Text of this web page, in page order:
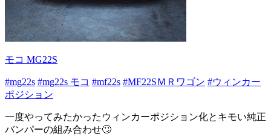
モコ MG22S
#mg22s #mg22s モコ #mf22s #MF22SＭＲワゴン #ウィンカー
ポジション
一度やってみたかったウィンカーポジション化とキモい純正
バンパーの組み合わせ🙄